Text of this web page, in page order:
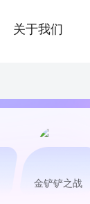
关于我们
金铲铲之战